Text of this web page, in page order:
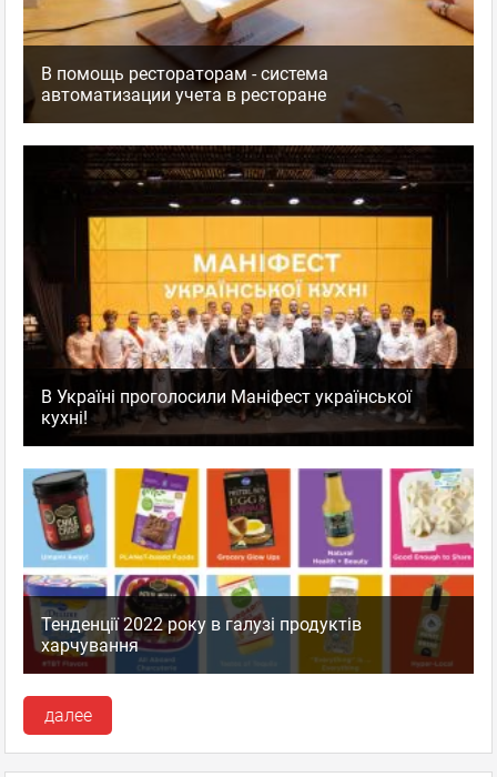
В помощь рестораторам - система
автоматизации учета в ресторане
В Україні проголосили Маніфест української
кухні!
Тенденції 2022 року в галузі продуктів
харчування
далее